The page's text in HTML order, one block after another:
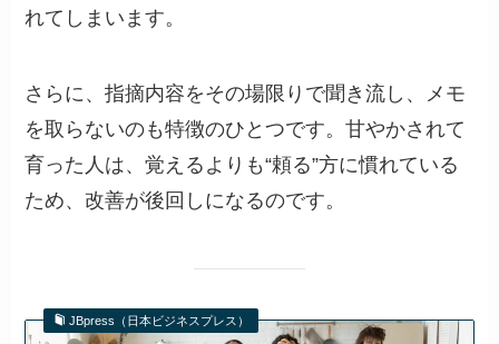
れてしまいます。
さらに、指摘内容をその場限りで聞き流し、メモ
を取らないのも特徴のひとつです。甘やかされて
育った人は、覚えるよりも“頼る”方に慣れている
ため、改善が後回しになるのです。
JBpress（日本ビジネスプレス）